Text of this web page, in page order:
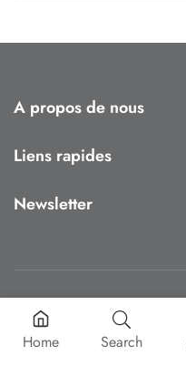
A propos de nous
Liens rapides
Newsletter
Home Search